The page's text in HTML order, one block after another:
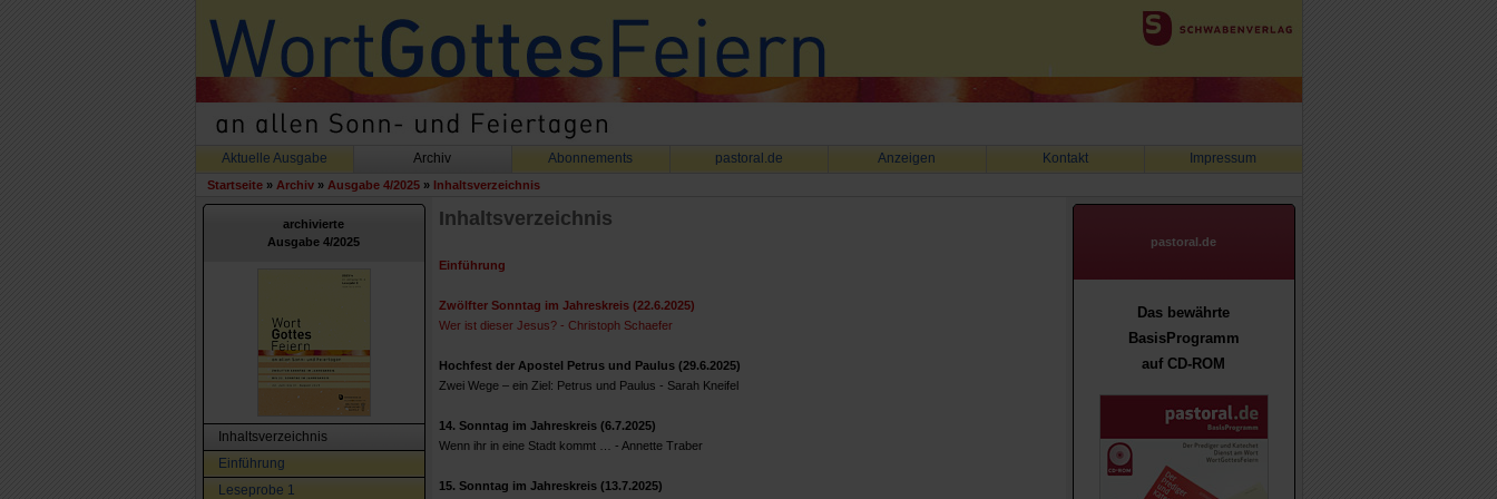
Aktuelle Ausgabe Archiv Abonnements pastoral.de Anzeigen Kontakt Impressum
Startseite» Archiv» Ausgabe 4/2025» Inhaltsverzeichnis
archivierte
Ausgabe 4/2025
Inhaltsverzeichnis
Einführung
Leseprobe 1
Inhaltsverzeichnis
Einführung
Zwölfter Sonntag im Jahreskreis (22.6.2025)
Wer ist dieser Jesus? - Christoph Schaefer
Hochfest der Apostel Petrus und Paulus (29.6.2025)
Zwei Wege – ein Ziel: Petrus und Paulus - Sarah Kneifel
14. Sonntag im Jahreskreis (6.7.2025)
Wenn ihr in eine Stadt kommt … - Annette Traber
15. Sonntag im Jahreskreis (13.7.2025)
pastoral.de
Das bewährte
BasisProgramm
auf CD-ROM